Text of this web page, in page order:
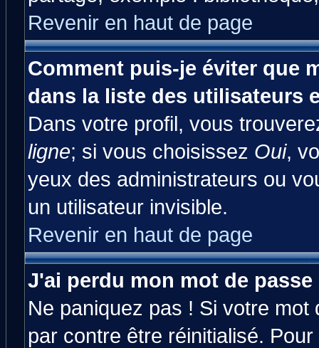
Revenir en haut de page
Comment puis-je éviter que
dans la liste des utilisateurs
Dans votre profil, vous
ligne; si vous choisissez Oui,
yeux des administrateurs ou
un utilisateur invisible.
Revenir en haut de page
J'ai perdu mon mot de passe
Ne paniquez pas ! Si votre
par contre être réinitialisé.